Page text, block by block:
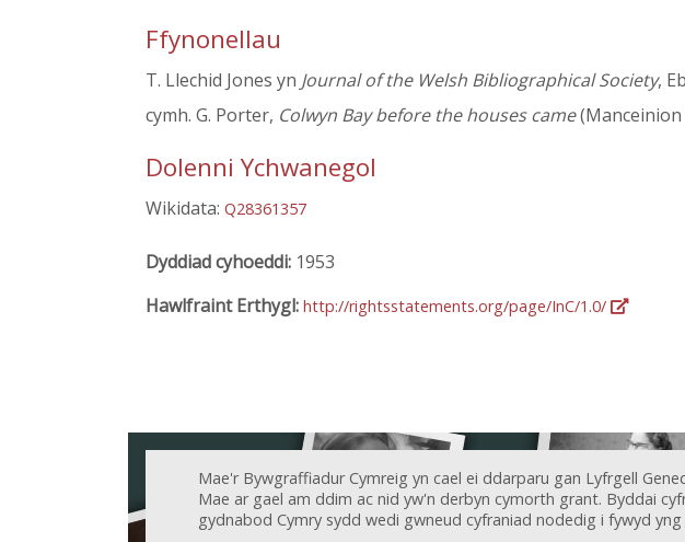
Ffynonellau
T. Llechid Jones yn Journal of the Welsh Bibliographical Society,
cymh. G. Porter, Colwyn Bay before the houses came(Manceinion
Dolenni Ychwanegol
Wikidata: Q28361357
Dyddiad cyhoeddi: 1953
Hawlfraint Erthygl: http://rightsstatements.org/page/InC/1.0/
Mae'r Bywgraffiadur Cymreig yn cael ei ddarparu gan Lyfrgell
Mae ar gael am ddim ac nid yw'n derbyn cymorth grant. Byddai
gydnabod Cymry sydd wedi gwneud cyfraniad nodedig i fywyd